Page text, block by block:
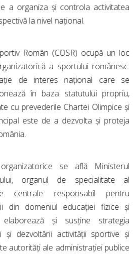
a organiza și controla activitatea
la nivel național.
Român (COSR) ocupă un loc
a sportului românesc.
de interes național care se
în baza statutului propriu,
cu prevederile Chartei Olimpice și
este de a dezvolta și proteja
se află Ministerul
organul de specialitate al
centrale responsabil pentru
din domeniul educației fizice și
și susține strategia
și dezvoltării activității sportive și
autorități ale administrației publice